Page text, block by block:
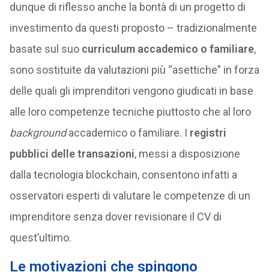
dunque di riflesso anche la bontà di un progetto di
investimento da questi proposto – tradizionalmente
basate sul suo curriculum accademico o familiare,
sono sostituite da valutazioni più “asettiche” in forza
delle quali gli imprenditori vengono giudicati in base
alle loro competenze tecniche piuttosto che al loro
backgroundaccademico o familiare. I registri
pubblici delle transazioni, messi a disposizione
dalla tecnologia blockchain, consentono infatti a
osservatori esperti di valutare le competenze di un
imprenditore senza dover revisionare il CV di
quest’ultimo.
Le motivazioni che spingono